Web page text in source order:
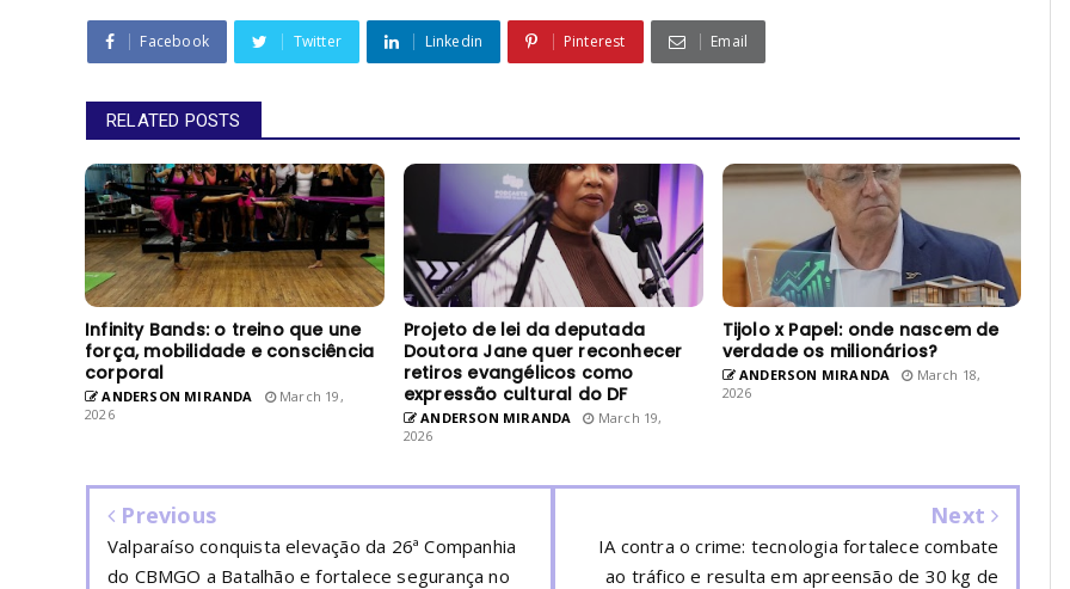
Facebook Twitter Linkedin Pinterest Email
RELATED POSTS
Infinity Bands: o treino que une
força, mobilidade e consciência
corporal
ANDERSON MIRANDA
March 19,
2026
Projeto de lei da deputada
Doutora Jane quer reconhecer
retiros evangélicos como
expressão cultural do DF
ANDERSON MIRANDA
March 19,
2026
Tijolo x Papel: onde nascem de
verdade os milionários?
ANDERSON MIRANDA
March 18,
2026
Previous
Valparaíso conquista elevação da 26ª Companhia
do CBMGO a Batalhão e fortalece segurança no
Next
IA contra o crime: tecnologia fortalece combate
ao tráfico e resulta em apreensão de 30 kg de